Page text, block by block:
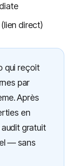
direct)
qui reçoit
par
Après
en
gratuit
— sans